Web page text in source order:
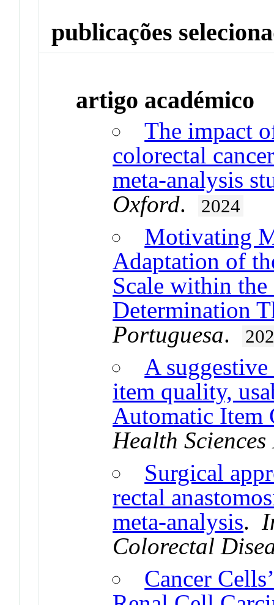
publicações
artigo académico
The impact
colorectal
meta-analysis
Oxford. 2024
Motivating
Adaptation of
Scale within
Determination
Portuguesa.
A suggestive
item quality,
Automatic Item
Health
Surgical
rectal
meta-analysis.
Colorectal
Cancer